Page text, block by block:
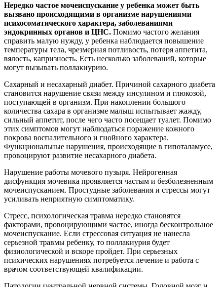
Нередко частое мочеиспускание у ребенка может быть
вызвано происходящими в организме нарушениями
психосоматического характера, заболеваниями
эндокринных органов и ЦНС. Помимо частого желания
справить малую нужду, у ребенка наблюдается повышение
температуры тела, чрезмерная потливость, потеря аппетита,
вялость, капризность. Есть несколько заболеваний, которые
могут вызывать поллакиурию.
Сахарный и несахарный диабет. Причиной сахарного диабета
становится нарушение связи между инсулином и глюкозой,
поступающей в организм. При накоплении большого
количества сахара в организме малыш испытывает жажду,
сильный аппетит, после чего часто посещает туалет. Помимо
этих симптомов могут наблюдаться поражение кожного
покрова воспалительного и гнойного характера.
Функциональные нарушения, происходящие в гипоталамусе,
провоцируют развитие несахарного диабета.
Нарушение работы мочевого пузыря. Нейрогенная
дисфункция мочевика проявляется частым и безболезненным
мочеиспусканием. Простудные заболевания и стрессы могут
усиливать неприятную симптоматику.
Стресс, психологическая травма нередко становятся
факторами, провоцирующими частое, иногда бесконтрольное
мочеиспускание. Если стрессовая ситуация не нанесла
серьезной травмы ребенку, то поллакиурия будет
физиологической и вскоре пройдет. При серьезных
психических нарушениях потребуется лечение и работа с
врачом соответствующей квалификации.